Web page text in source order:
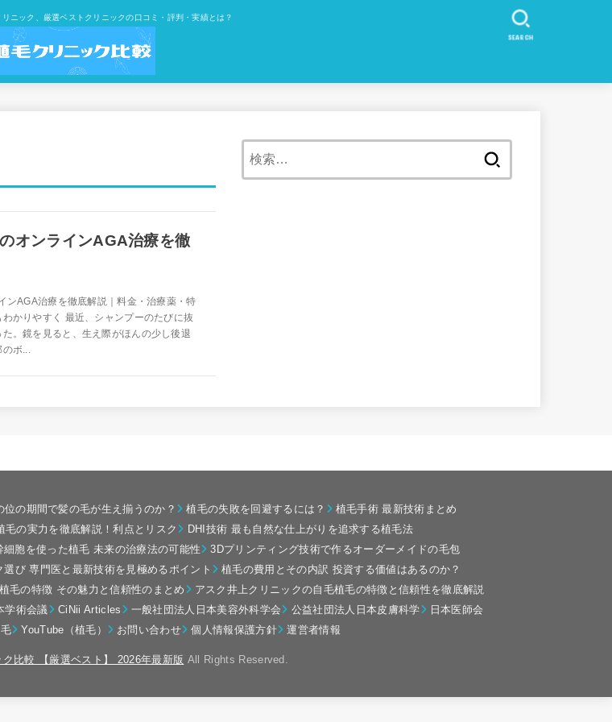
リニック、厳選ベストクリニックの口コミ・評判・実績とは？
SEARCH
オンラインAGA治療を徹
ンAGA治療を徹底解説｜料金・治療薬・特
かりやすく 最近、シャンプーのたびに抜
。鏡を見ると、生え際がほんの少し後退
ボ...
位の期間で髪の毛が生え揃うのか？ 植毛の失敗を回避するには？
植毛手術 最新技術まとめ
毛の実力を徹底解説！利点とリスク
DHI技術 最も自然な仕上がりを追求する植毛法
細胞を使った植毛 未来の治療法の可能性
3Dプリンティング技術で作るオーダーメイドの毛包
び 専門医と最新技術を見極めるポイント
植毛の費用とその内訳 投資する価値はあるのか？
毛の特徴 その魅力と信頼性のまとめ
アスク井上クリニックの自毛植毛の特徴と信頼性を徹底解説
学術会議 CiNii Articles 一般社団法人日本美容外科学会 公益社団法人日本皮膚科学
日本医師会
YouTube（植毛） お問い合わせ 個人情報保護方針 運営者情報
比較 【厳選ベスト】 2026年最新版 All Rights Reserved.